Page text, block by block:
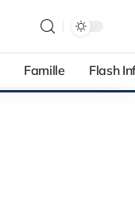
Famille Flash